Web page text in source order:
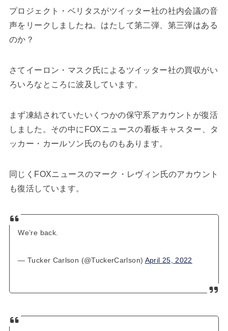
プロジェクト・ベリタスがツイッター社の社内会議の音
声をリークしましたね。はたして第二弾、第三弾はある
のか？
さてイーロン・マスク氏によるツイッター社の買収がい
ろいろなところに波及しています。
まず凍結されていたいくつかの保守系アカウントが復活
しました。その中にFOXニュースの看板キャスター、タ
ッカー・カールソン氏のものもあります。
同じくFOXニュースのマーク・レヴィン氏のアカウント
も復活しています。
We’re back.
— Tucker Carlson (@TuckerCarlson) April 25, 2022